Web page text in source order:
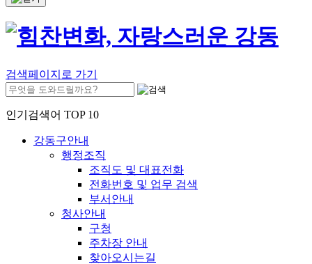
검색페이지로 가기
인기검색어 TOP 10
강동구안내
행정조직
조직도 및 대표전화
전화번호 및 업무 검색
부서안내
청사안내
구청
주차장 안내
찾아오시는길